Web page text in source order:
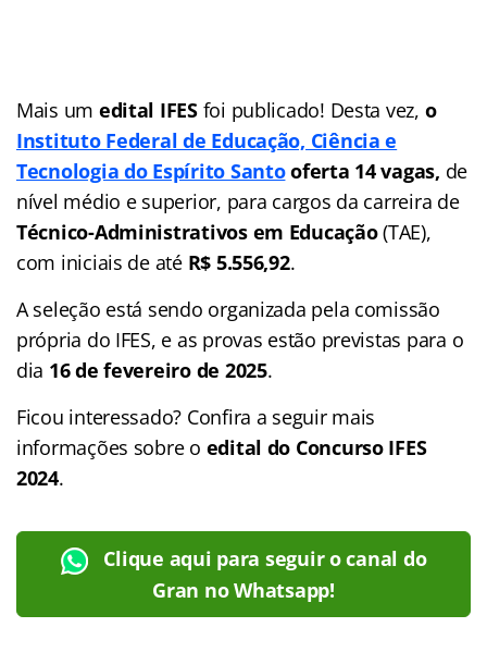
Mais um edital IFESfoi publicado! Desta vez, o
Instituto Federal de Educação, Ciência e
Tecnologia do Espírito Santooferta 14 vagas, de
nível médio e superior, para cargos da carreira de
Técnico-Administrativos em Educação(TAE),
com iniciais de até R$ 5.556,92.
A seleção está sendo organizada pela comissão
própria do IFES, e as provas estão previstas para o
dia 16 de fevereiro de 2025.
Ficou interessado? Confira a seguir mais
informações sobre o edital do Concurso IFES
2024.
Clique aqui para seguir o canal do
Gran no Whatsapp!